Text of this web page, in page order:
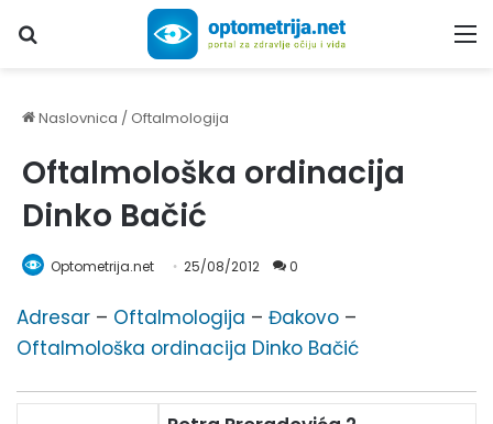
Upiši traženi pojam...
Naslovnica /Oftalmologija
Oftalmološka ordinacija
Dinko Bačić
Optometrija.net 25/08/2012 0
Adresar – Oftalmologija – Đakovo –
Oftalmološka ordinacija Dinko Bačić